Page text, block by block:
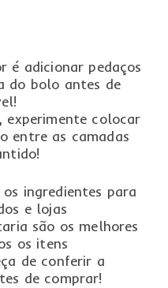
é adicionar pedaços
do bolo antes de
experimente colocar
entre as camadas
ingredientes para
e lojas
são os melhores
os itens
de conferir a
de comprar!